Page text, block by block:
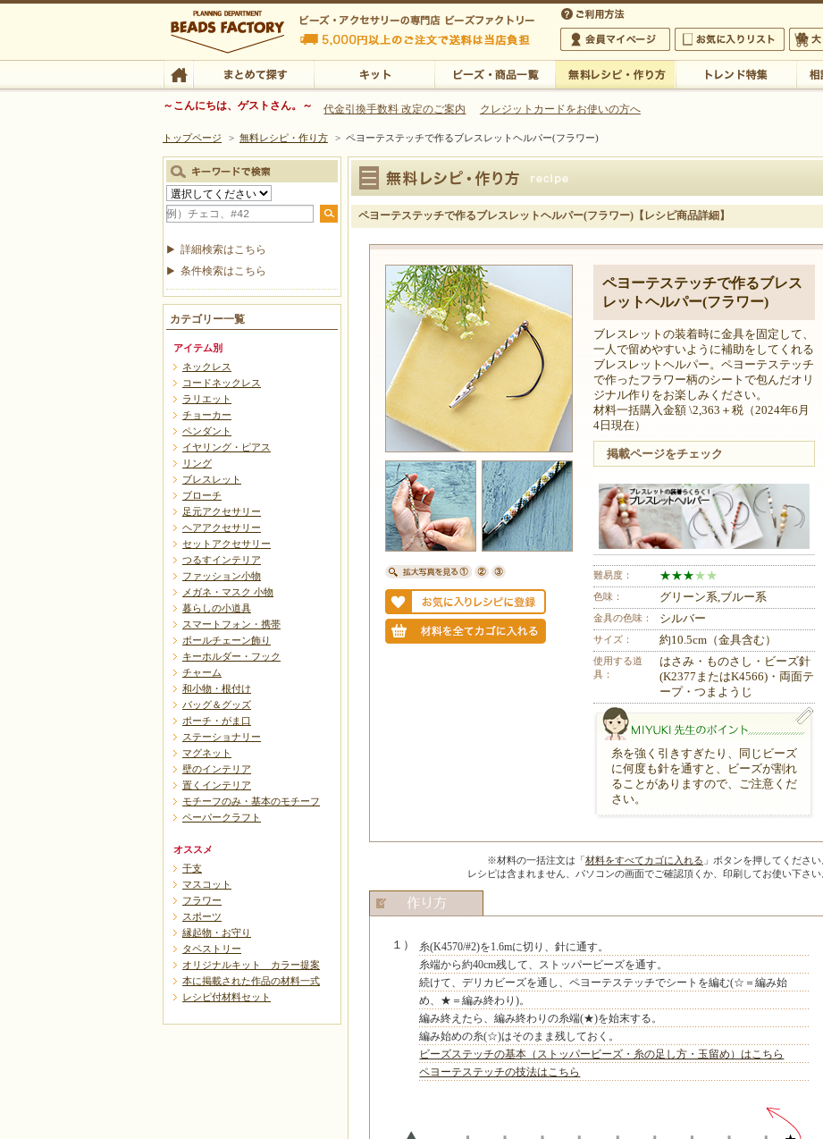
ビーズファクトリー ビーズ・パーツ・金具など・アクセサリーの専門店
ビーズ・アクセサリーの専門店 ビーズファクトリー 5,000円以上のご注文で送料は当店が負担いたします
ビーズ・アクセサリーの専門店 ビーズファクトリー 5,000円以上のご注文で送料は当店が負担いたします
ご利用方法
会員マイページ
お気に入りリスト 大口
TOP まとめて探す
～こんにちは、ゲストさん。～ 代金引換手数料 改定のご案内 クレジットカードをお使いの方へ
トップページ > 無料レシピ・作り方 > ペヨーテステッチで作るブレスレットヘルパー(フラワー)
ペヨーテステッチで作るブレスレットヘルパー(フラワー)【レシピ商品詳細】
ペヨーテステッチで作るブレス
レットヘルパー(フラワー)
ブレスレットの装着時に金具を固定して、
一人で留めやすいように補助をしてくれる
ブレスレットヘルパー。ペヨーテステッチ
で作ったフラワー柄のシートで包んだオリ
ジナル作りをお楽しみください。
材料一括購入金額 \2,363＋税（2024年6月
4日現在）
掲載ページをチェック
難易度： ★★★★★
色味： グリーン系,ブルー系
金具の色味： シルバー
サイズ： 約10.5cm（金具含む）
使用する道
具：
はさみ・ものさし・ビーズ針
(K2377またはK4566)・両面テ
ープ・つまようじ
MIYUKI先生のポイント
糸を強く引きすぎたり、同じビーズ
に何度も針を通すと、ビーズが割れ
ることがありますので、ご注意くだ
さい。
※材料の一括注文は「材料をすべてカゴに入れる 」ボタンを押してください
レシピは含まれません、パソコンの画面でご確認頂くか、印刷してお使い下さい
１）
糸(K4570/#2)を1.6mに切り、針に通す。
糸端から約40cm残して、ストッパービーズを通す。
続けて、デリカビーズを通し、ペヨーテステッチでシートを編む(☆＝編み始
め、★＝編み終わり)。
編み終えたら、編み終わりの糸端(★)を始末する。
編み始めの糸(☆)はそのまま残しておく。
ビーズステッチの基本（ストッパービーズ・糸の足し方・玉留め）はこちら
ペヨーテステッチの技法はこちら
詳細検索はこちら
条件検索はこちら
カテゴリー一覧
アイテム別
ネックレス
コードネックレス
ラリエット
チョーカー
ペンダント
イヤリング・ピアス
リング
ブレスレット
ブローチ
足元アクセサリー
ヘアアクセサリー
セットアクセサリー
つるすインテリア
ファッション小物
メガネ・マスク 小物
暮らしの小道具
スマートフォン・携帯
ボールチェーン飾り
キーホルダー・フック
チャーム
和小物・根付け
バッグ＆グッズ
ポーチ・がま口
ステーショナリー
マグネット
壁のインテリア
置くインテリア
モチーフのみ・基本のモチーフ
ペーパークラフト
オススメ
干支
マスコット
フラワー
スポーツ
縁起物・お守り
タペストリー
オリジナルキット カラー提案
本に掲載された作品の材料一式
レシピ付材料セット